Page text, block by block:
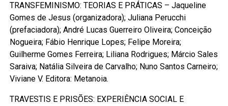
TRANSFEMINISMO: TEORIAS E PRÁTICAS – Jaqueline
Gomes de Jesus (organizadora); Juliana Perucchi
(prefaciadora); André Lucas Guerreiro Oliveira; Conceição
Nogueira; Fábio Henrique Lopes; Felipe Moreira;
Guilherme Gomes Ferreira; Liliana Rodrigues; Márcio Sales
Saraiva; Natália Silveira de Carvalho; Nuno Santos Carneiro;
Viviane V. Editora: Metanoia.
TRAVESTIS E PRISÕES: EXPERIÊNCIA SOCIAL E